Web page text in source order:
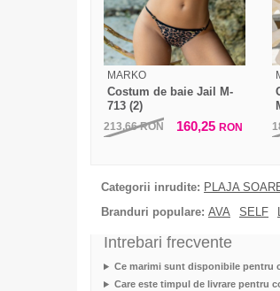
MARKO
Costum de baie Jail M-
713 (2)
213,66RON 160,25 RON
Categorii inrudite: PLAJA
Branduri populare: AVA SELF
Intrebari frecvente
Ce marimi sunt disponibile pentru
Care este timpul de livrare pentru